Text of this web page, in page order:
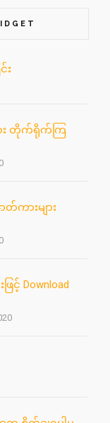
း
ား တိုက်ရိုက်ကြ
တ်ကားများ
ြင့် Download